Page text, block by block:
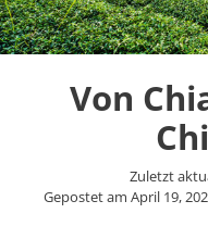
Von
Zuletzt
Gepostet am April 19,